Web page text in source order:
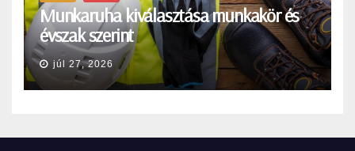
Munkaruha kiválasztása munkakör és
évszak szerint
júl 27, 2026